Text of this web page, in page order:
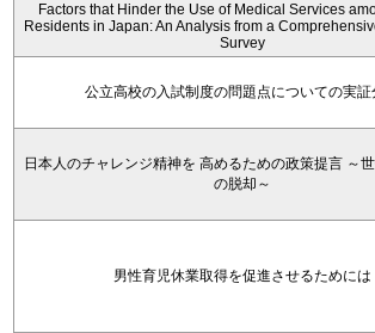
Factors that Hinder the Use of Medical Services
Residents in Japan: An Analysis from a
Survey
公立高校の入試制度の問題点についての実証
日本人のチャレンジ精神を 高めるための政策提言 ～
の脱却～
男性育児休業取得を促進させるためには